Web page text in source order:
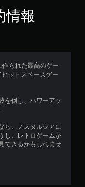
情報
られた最高のゲー
ットスペースゲー
を倒し、パワーアッ
ら、ノスタルジアに
し、レトロゲームが
できるかもしれませ